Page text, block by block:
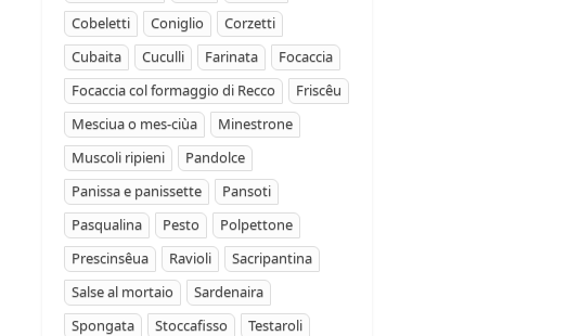
Cobeletti
Coniglio
Corzetti
Cubaita
Cuculli Farinata
Focaccia
Focaccia col formaggio di Recco
Friscêu
Mesciua o mes-ciùa
Minestrone
Muscoli ripieni
Pandolce
Panissa e panissette
Pansoti
Pasqualina
Pesto
Polpettone
Prescinsêua
Ravioli
Sacripantina
Salse al mortaio
Sardenaira
Spongata
Stoccafisso
Testaroli